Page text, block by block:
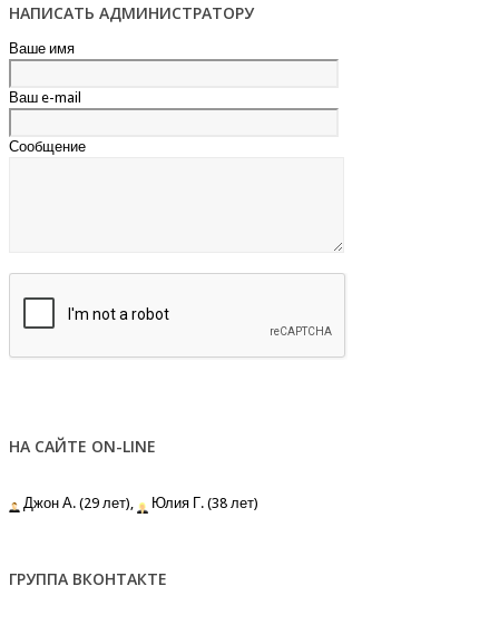
НАПИСАТЬ АДМИНИСТРАТОРУ
Ваше имя
Ваш e-mail
Сообщение
НА САЙТЕ ON-LINE
Джон А. (29 лет),
Юлия Г. (38 лет)
ГРУППА ВКОНТАКТЕ